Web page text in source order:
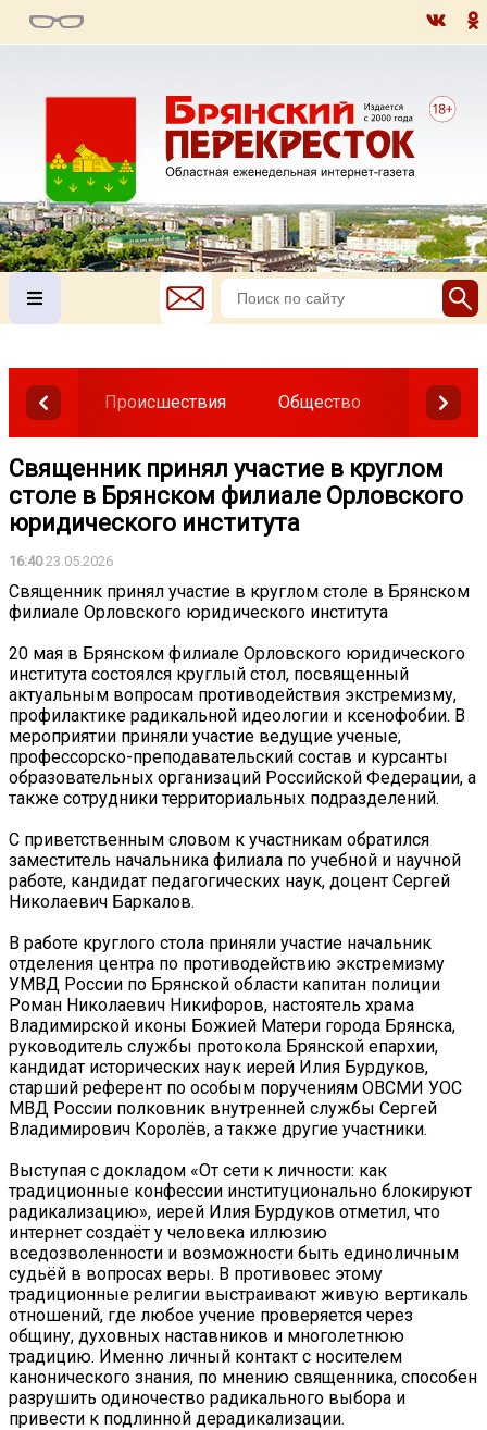
Происшествия Общество Власть
Священник принял участие в круглом
столе в Брянском филиале Орловского
юридического института
16:4023.05.2026
Священник принял участие в круглом столе в Брянском
филиале Орловского юридического института
20 мая в Брянском филиале Орловского юридического
института состоялся круглый стол, посвященный
актуальным вопросам противодействия экстремизму,
профилактике радикальной идеологии и ксенофобии. В
мероприятии приняли участие ведущие ученые,
профессорско-преподавательский состав и курсанты
образовательных организаций Российской Федерации, а
также сотрудники территориальных подразделений.
С приветственным словом к участникам обратился
заместитель начальника филиала по учебной и научной
работе, кандидат педагогических наук, доцент Сергей
Николаевич Баркалов.
В работе круглого стола приняли участие начальник
отделения центра по противодействию экстремизму
УМВД России по Брянской области капитан полиции
Роман Николаевич Никифоров, настоятель храма
Владимирской иконы Божией Матери города Брянска,
руководитель службы протокола Брянской епархии,
кандидат исторических наук иерей Илия Бурдуков,
старший референт по особым поручениям ОВСМИ УОС
МВД России полковник внутренней службы Сергей
Владимирович Королёв, а также другие участники.
Выступая с докладом «От сети к личности: как
традиционные конфессии институционально блокируют
радикализацию», иерей Илия Бурдуков отметил, что
интернет создаёт у человека иллюзию
вседозволенности и возможности быть единоличным
судьёй в вопросах веры. В противовес этому
традиционные религии выстраивают живую вертикаль
отношений, где любое учение проверяется через
общину, духовных наставников и многолетнюю
традицию. Именно личный контакт с носителем
канонического знания, по мнению священника, способен
разрушить одиночество радикального выбора и
привести к подлинной дерадикализации.